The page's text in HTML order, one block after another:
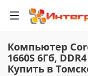
Компьютер
1660S 6Гб,
Купить в